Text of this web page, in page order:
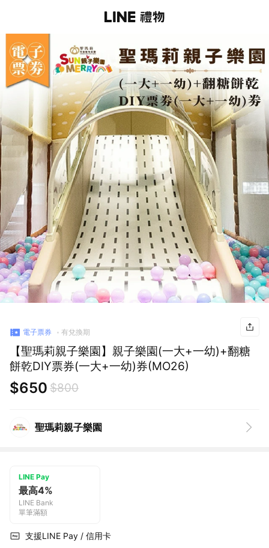
電子票券 有兌換期
【聖瑪莉親子樂園】親子樂園(一大+一幼)+翻糖
餅乾DIY票券(一大+一幼)券(MO26)
$650 $800
聖瑪莉親子樂園
LINE Pay
最高4%
LINE Bank
單筆滿額
支援LINE Pay / 信用卡